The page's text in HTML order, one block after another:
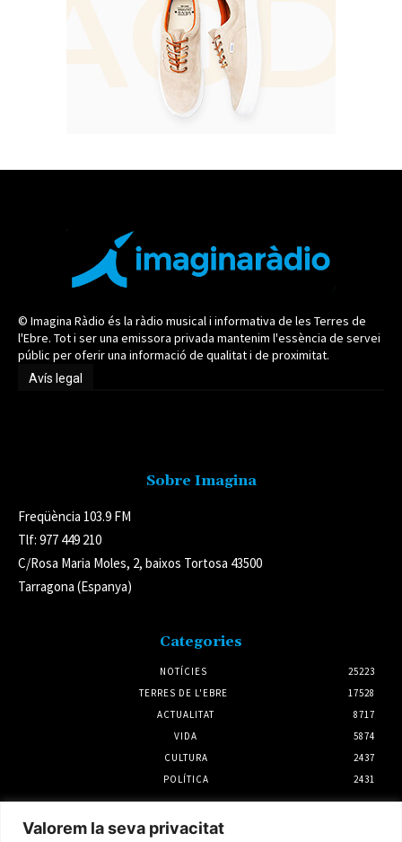
Valorem la seva privacitat
© Imagina Ràdio és la ràdio musical i informativa de les Terres de
l'Ebre. Tot i ser una emissora privada mantenim l'essència de servei
públic per oferir una informació de qualitat i de proximitat.
Avís legal
Sobre Imagina
Freqüència 103.9 FM
Tlf: 977 449 210
C/Rosa Maria Moles, 2, baixos Tortosa 43500
Tarragona (Espanya)
Categories
NOTÍCIES
25223
TERRES DE L'EBRE
17528
ACTUALITAT
8717
VIDA
5874
CULTURA
2437
POLÍTICA
2431